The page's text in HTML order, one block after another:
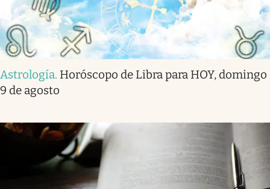
Astrología. Horóscopo de Libra para HOY, domingo
9 de agosto